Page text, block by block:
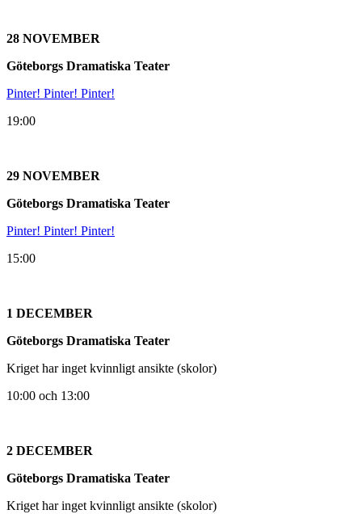
28 NOVEMBER
Göteborgs Dramatiska Teater
Pinter! Pinter! Pinter!
19:00
29 NOVEMBER
Göteborgs Dramatiska Teater
Pinter! Pinter! Pinter!
15:00
1 DECEMBER
Göteborgs Dramatiska Teater
Kriget har inget kvinnligt ansikte (skolor)
10:00 och 13:00
2 DECEMBER
Göteborgs Dramatiska Teater
Kriget har inget kvinnligt ansikte (skolor)